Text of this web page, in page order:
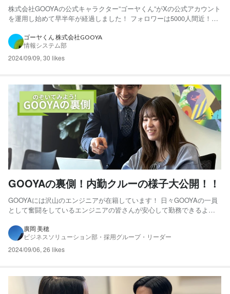
株式会社GOOYAの公式キャラクター”ゴーヤくん”がXの公式アカウント
を運用し始めて早半年が経過しました！ フォロワーは5000人間近！毎
もちろん社内人気も高まっているはず…！ そこで！ 渋谷オフィスに
てGOOYAクルーに突撃インタビューを実...
ゴーヤくん 株式会社GOOYA
情報システム部
2024/09/09, 30 likes
GOOYAの裏側！内勤クルーの様子大公開！！
GOOYAには沢山のエンジニアが在籍しています！ 日々GOOYAの一員
として奮闘をしているエンジニアの皆さんが安心して勤務できるよう
サポートを行っています！ 今回はGOOYAでエンジニアを日々サポート
する内勤クルーの一コマを紹介します！ カフェスペ...
廣岡 美穂
ビジネスソリューション部・採用グループ・リーダー
2024/09/06, 26 likes